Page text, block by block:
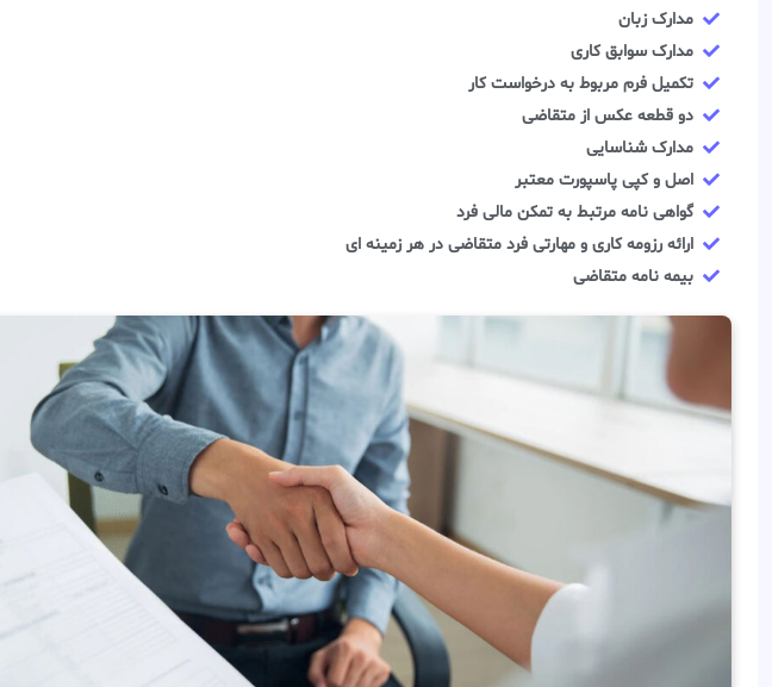
مدارک زبان
مدارک سوابق کاری
تکمیل فرم مربوط به درخواست کار
دو قطعه عکس از متقاضی
مدارک شناسایی
اصل و کپی پاسپورت معتبر
گواهی نامه مرتبط به تمکن مالی فرد
ارائه رزومه کاری و مهارتی فرد متقاضی در هر زمینه ای
بیمه نامه متقاضی